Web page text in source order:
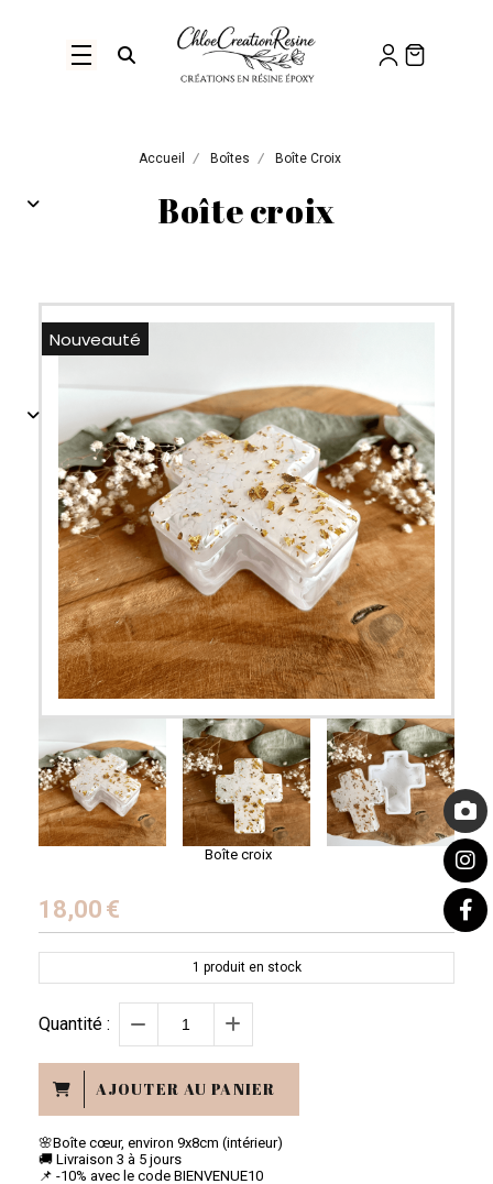
Ouvrir la recherche
Accueil Boîtes Boîte Croix
Boîte croix
Nouveauté
Boîte croix
18,00 €
1 produit en stock
Quantité :
AJOUTER AU PANIER
🌸Boîte cœur, environ 9x8cm (intérieur)
🚚 Livraison 3 à 5 jours
📌 -10% avec le code BIENVENUE10